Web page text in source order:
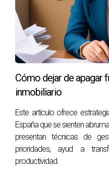
Cómo dejar de apagar
inmobiliario
Este artículo ofrece
España que se sienten
presentan técnicas de
prioridades, ayud a
productividad.